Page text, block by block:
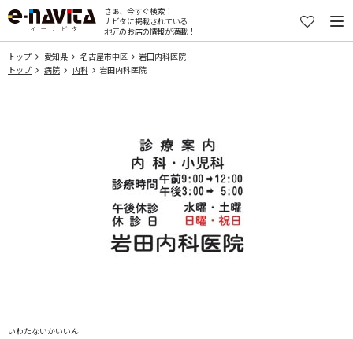
さぁ、今すぐ検索！
ナビタに掲載されている
地元のお店の情報が満載！
トップ 愛知県 名古屋市中区
岩田内科医院
トップ
病院 内科 岩田内科医院
いわたないかいいん